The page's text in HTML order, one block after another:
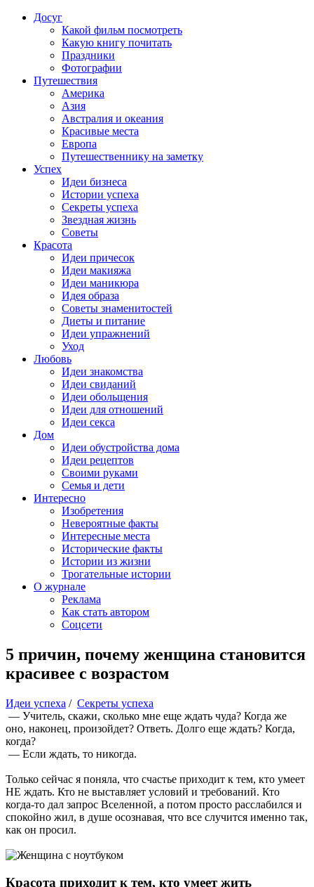
Досуг
Какой фильм посмотреть
Какую книгу почитать
Праздники
Фотографии
Путешествия
Америка
Азия
Австралия и океания
Красивые места
Европа
Путешественнику на заметку
Успех
Идеи бизнеса
Истории успеха
Секреты успеха
Звездная жизнь
Советы
Красота
Идеи причесок
Идеи макияжа
Идеи маникюра
Идея образа
Советы знаменитостей
Диеты и питание
Идеи упражнений
Уход
Любовь
Идеи знакомства
Идеи свиданий
Идеи обольщения
Идеи для отношений
Идеи секса
Дом
Идеи обустройства дома
Идеи рецептов
Своими руками
Семья и дети
Интересно
Изобретения
Невероятные факты
Интересные места
Исторические факты
Истории из жизни
Трогательные истории
О журнале
Реклама
Как стать автором
Соцсети
5 причин, почему женщина становится
красивее с возрастом
Идеи успеха / Секреты успеха
— Учитель, скажи, сколько мне еще ждать чуда? Когда же
оно, наконец, произойдет? Ответь. Долго еще ждать? Когда,
когда?
— Если ждать, то никогда.
Только сейчас я поняла, что счастье приходит к тем, кто умеет
НЕ ждать. Кто не выставляет условий и требований. Кто
когда-то дал запрос Вселенной, а потом просто расслабился и
спокойно жил, в душе осознавая, что все случится именно так,
как он просил.
Красота приходит к тем, кто умеет жить